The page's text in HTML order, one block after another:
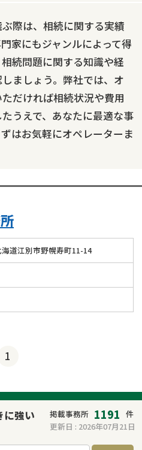
際は、相続に関する実績
家にもジャンルによって得
続問題に関する知識や経
ましょう。弊社では、オ
だければ相続状況や費用
うえで、あなたに最適な事
はお気軽にオペレーターま
道江別市野幌寿町11-14
1
に強い
掲載事務所 1191 件
更新日 : 2026年07月21日